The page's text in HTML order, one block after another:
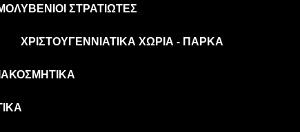
ΣΤΡΑΤΙΏΤΕΣ
ΧΡΙΣΤΟΥΓΕΝΝΙΆΤΙΚΑ ΧΩΡΙΆ - ΠΆΡΚΑ